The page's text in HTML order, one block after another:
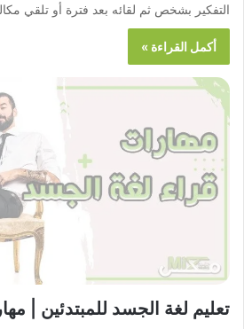
التفكير بشخص ثم لقائه بعد فترة أو تلقي
أكمل القراءة »
تعليم لغة الجسد للمبتدئين |